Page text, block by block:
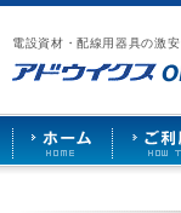
電設資材・配線用器具の激
漏
電
ブ
レ
ー
カ
ー
や
照
ア
ウ
イ
ス
HOME
ご
用
ガ
ド
お
い
合
せ
仕
先
募